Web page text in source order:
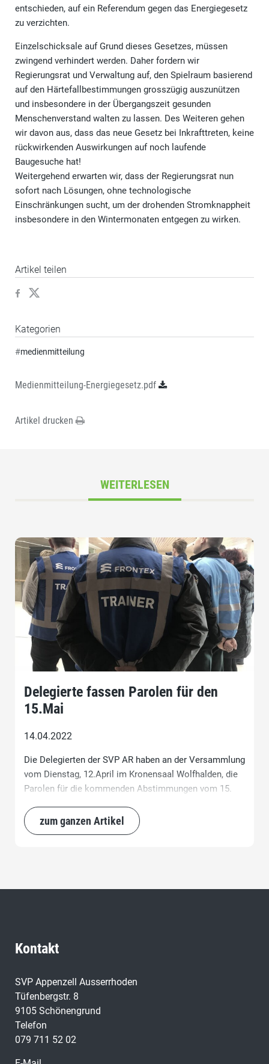
entschieden, auf ein Referendum gegen das Energiegesetz
zu verzichten.
Einzelschicksale auf Grund dieses Gesetzes, müssen
zwingend verhindert werden. Daher fordern wir
Regierungsrat und Verwaltung auf, den Spielraum basierend
auf den Härtefallbestimmungen grosszügig auszunützen
und insbesondere in der Übergangszeit gesunden
Menschenverstand walten zu lassen. Des Weiteren gehen
wir davon aus, dass das neue Gesetz bei Inkrafttreten, keine
rückwirkenden Auswirkungen auf noch laufende
Baugesuche hat!
Weitergehend erwarten wir, dass der Regierungsrat nun
sofort nach Lösungen, ohne technologische
Einschränkungen sucht, um der drohenden Stromknappheit
insbesondere in den Wintermonaten entgegen zu wirken.
Artikel teilen
Kategorien
#medienmitteilung
Medienmitteilung-Energiegesetz.pdf
Artikel drucken
WEITERLESEN
Delegierte fassen Parolen für den
15.Mai
14.04.2022
Die Delegierten der SVP AR haben an der Versammlung
vom Dienstag, 12.April im Kronensaal Wolfhalden, die
Parolen für die kommenden Abstimmungen vom 15.
zum ganzen Artikel
Kontakt
SVP Appenzell Ausserrhoden
Tüfenbergstr. 8
9105 Schönengrund
Telefon
079 711 52 02